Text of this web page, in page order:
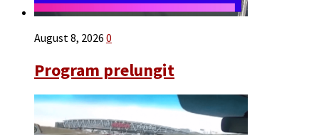
August 8, 2026 0
Program prelungit